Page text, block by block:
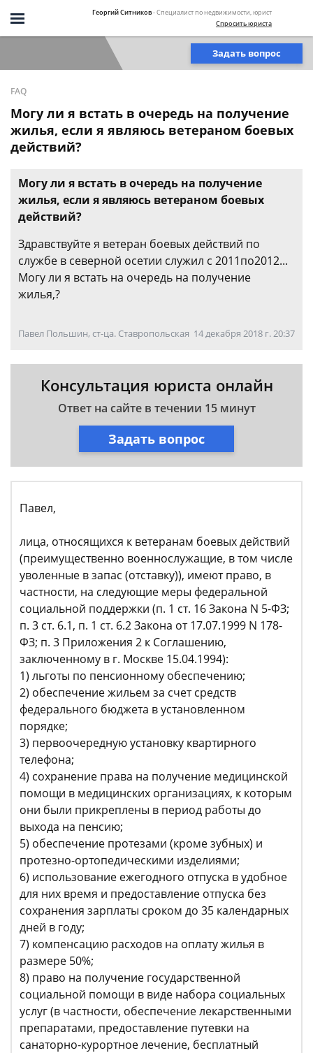
Георгий Ситников- Специалист по недвижимости, юрист
Спросить юриста
Задать вопрос
FAQ
Могу ли я встать в очередь на получение
жилья, если я являюсь ветераном боевых
действий?
Могу ли я встать в очередь на получение
жилья, если я являюсь ветераном боевых
действий?
Здравствуйте я ветеран боевых действий по
службе в северной осетии служил с 2011по2012...
Могу ли я встать на очередь на получение
жилья,?
Павел Польшин, ст-ца. Ставропольская 14 декабря 2018 г. 20:37
Консультация юриста онлайн
Ответ на сайте в течении 15 минут
Задать вопрос
Павел,
лица, относящихся к ветеранам боевых действий
(преимущественно военнослужащие, в том числе
уволенные в запас (отставку)), имеют право, в
частности, на следующие меры федеральной
социальной поддержки (п. 1 ст. 16 Закона N 5-ФЗ;
п. 3 ст. 6.1, п. 1 ст. 6.2 Закона от 17.07.1999 N 178-
ФЗ; п. 3 Приложения 2 к Соглашению,
заключенному в г. Москве 15.04.1994):
1) льготы по пенсионному обеспечению;
2) обеспечение жильем за счет средств
федерального бюджета в установленном
порядке;
3) первоочередную установку квартирного
телефона;
4) сохранение права на получение медицинской
помощи в медицинских организациях, к которым
они были прикреплены в период работы до
выхода на пенсию;
5) обеспечение протезами (кроме зубных) и
протезно-ортопедическими изделиями;
6) использование ежегодного отпуска в удобное
для них время и предоставление отпуска без
сохранения зарплаты сроком до 35 календарных
дней в году;
7) компенсацию расходов на оплату жилья в
размере 50%;
8) право на получение государственной
социальной помощи в виде набора социальных
услуг (в частности, обеспечение лекарственными
препаратами, предоставление путевки на
санаторно-курортное лечение, бесплатный